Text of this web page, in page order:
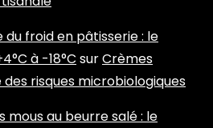
froid en pâtisserie : le
à -18°C surCrèmes
risques microbiologiques
mous au beurre salé : le